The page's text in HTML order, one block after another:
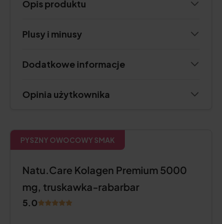
Opis produktu
Plusy i minusy
Dodatkowe informacje
Opinia użytkownika
PYSZNY OWOCOWY SMAK
Natu.Care Kolagen Premium 5000
mg, truskawka-rabarbar
5.0